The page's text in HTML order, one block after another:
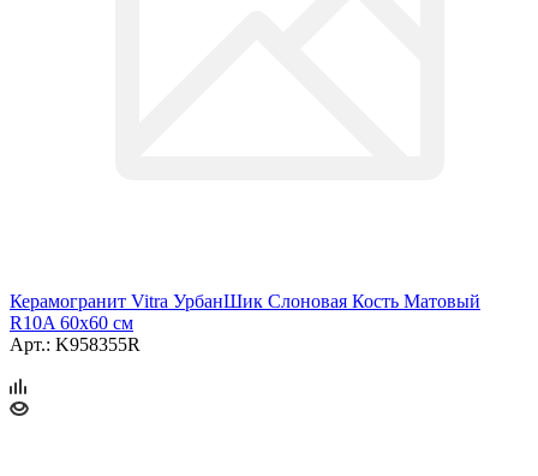
Керамогранит Vitra УрбанШик Слоновая Кость Матовый
R10A 60x60 см
Арт.: K958355R